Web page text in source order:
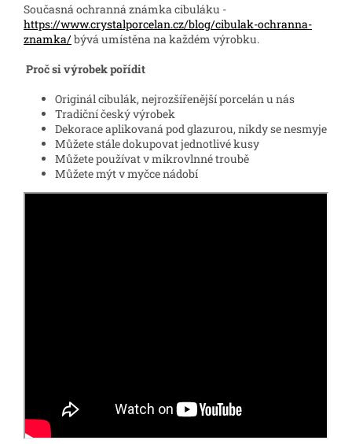
Současná ochranná známka cibuláku -
https://www.crystalporcelan.cz/blog/cibulak-ochranna-
znamka/bývá umístěna na každém výrobku.
Proč si výrobek pořídit
Originál cibulák, nejrozšířenější porcelán u nás
Tradiční český výrobek
Dekorace aplikovaná pod glazurou, nikdy se nesmyje
Můžete stále dokupovat jednotlivé kusy
Můžete používat v mikrovlnné troubě
Můžete mýt v myčce nádobí